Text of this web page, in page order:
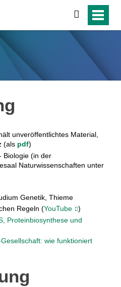
suchen
unveröffentlichtes Material,
(als pdf)
Biologie (in der
Naturwissenschaften unter
Genetik, Thieme
Regeln (YouTube
)
Proteinbiosynthese und
wie funktioniert